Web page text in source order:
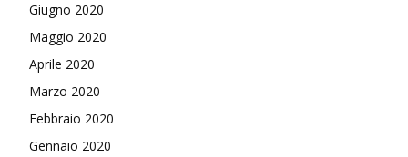
Giugno 2020
Maggio 2020
Aprile 2020
Marzo 2020
Febbraio 2020
Gennaio 2020